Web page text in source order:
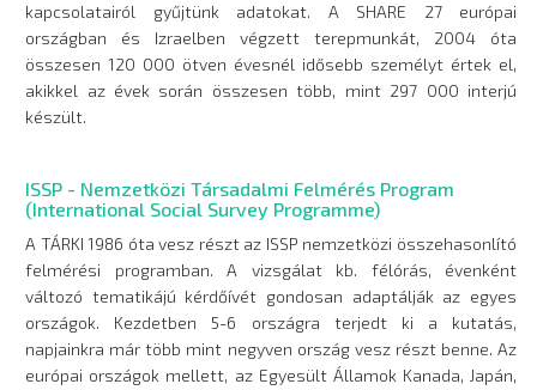
kapcsolatairól gyűjtünk adatokat. A SHARE 27 európai
országban és Izraelben végzett terepmunkát, 2004 óta
összesen 120 000 ötven évesnél idősebb személyt értek el,
akikkel az évek során összesen több, mint 297 000 interjú
készült.
ISSP - Nemzetközi Társadalmi Felmérés Program
(International Social Survey Programme)
A TÁRKI 1986 óta vesz részt az ISSP nemzetközi összehasonlító
felmérési programban. A vizsgálat kb. félórás, évenként
változó tematikájú kérdőívét gondosan adaptálják az egyes
országok. Kezdetben 5-6 országra terjedt ki a kutatás,
napjainkra már több mint negyven ország vesz részt benne. Az
európai országok mellett, az Egyesült Államok Kanada, Japán,